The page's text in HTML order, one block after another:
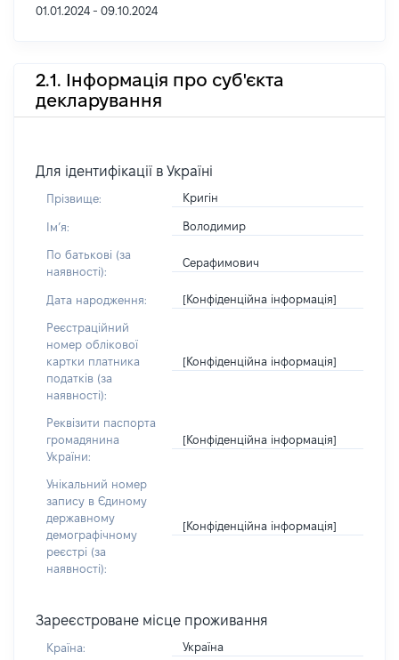
01.01.2024 - 09.10.2024
2.1. Інформація про суб'єкта
декларування
Для ідентифікації в Україні
Прізвище: Кригін
Імʼя: Володимир
По батькові (за
наявності):
Серафимович
Дата народження: [Конфіденційна інформація]
Реєстраційний
номер облікової
картки платника
податків (за
наявності):
[Конфіденційна інформація]
Реквізити паспорта
громадянина
України:
[Конфіденційна інформація]
Унікальний номер
запису в Єдиному
державному
демографічному
реєстрі (за
наявності):
[Конфіденційна інформація]
Зареєстроване місце проживання
Країна: Україна